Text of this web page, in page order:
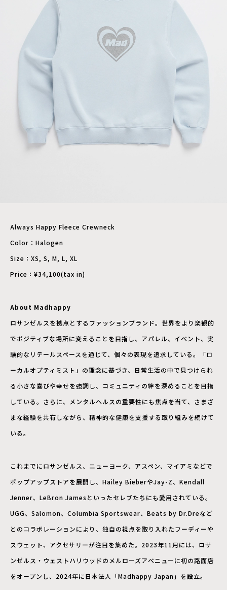
Always Happy Fleece Crewneck
Color：Halogen
Size：XS, S, M, L, XL
Price：¥34,100(tax in)
About Madhappy
ロサンゼルスを拠点とするファッションブランド。世界をより楽観的
でポジティブな場所に変えることを目指し、アパレル、イベント、実
験的なリテールスペースを通じて、個々の表現を追求している。「ロ
ーカルオプティミスト」の理念に基づき、日常生活の中で見つけられ
る小さな喜びや幸せを強調し、コミュニティの絆を深めることを目指
している。さらに、メンタルヘルスの重要性にも焦点を当て、さまざ
まな経験を共有しながら、精神的な健康を支援する取り組みを続けて
いる。
これまでにロサンゼルス、ニューヨーク、アスペン、マイアミなどで
ポップアップストアを展開し、Hailey BieberやJay-Z、Kendall
Jenner、LeBron Jamesといったセレブたちにも愛用されている。
UGG、Salomon、Columbia Sportswear、Beats by Dr.Dreなど
とのコラボレーションにより、独自の視点を取り入れたフーディーや
スウェット、アクセサリーが注目を集めた。2023年11月には、ロサ
ンゼルス・ウェストハリウッドのメルローズアベニューに初の路面店
をオープンし、2024年に日本法人「Madhappy Japan」を設立。